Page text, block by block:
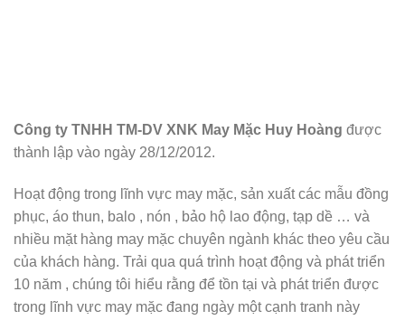
Công ty TNHH TM-DV XNK May Mặc Huy Hoàng được
thành lập vào ngày 28/12/2012.
Hoạt động trong lĩnh vực may mặc, sản xuất các mẫu đồng
phục, áo thun, balo , nón , bảo hộ lao động, tạp dề … và
nhiều mặt hàng may mặc chuyên ngành khác theo yêu cầu
của khách hàng. Trải qua quá trình hoạt động và phát triển
10 năm , chúng tôi hiểu rằng để tồn tại và phát triển được
trong lĩnh vực may mặc đang ngày một cạnh tranh này